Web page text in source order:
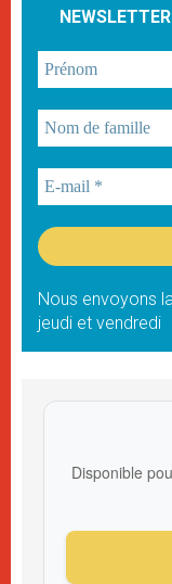
Nous envoyons
jeudi et vendredi
Disponible